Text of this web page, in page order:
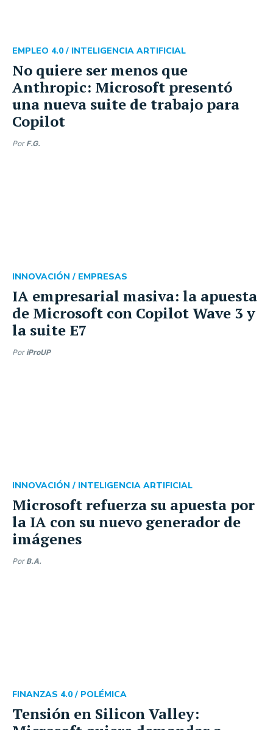
No quiere ser menos que
Anthropic: Microsoft presentó
una nueva suite de trabajo para
Copilot
EMPLEO 4.0 / INTELIGENCIA ARTIFICIAL
Por F.G.
IA empresarial masiva: la apuesta
de Microsoft con Copilot Wave 3 y
la suite E7
INNOVACIÓN / EMPRESAS
Por iProUP
Microsoft refuerza su apuesta por
la IA con su nuevo generador de
imágenes
INNOVACIÓN / INTELIGENCIA ARTIFICIAL
Por B.A.
Tensión en Silicon Valley:
FINANZAS 4.0 / POLÉMICA